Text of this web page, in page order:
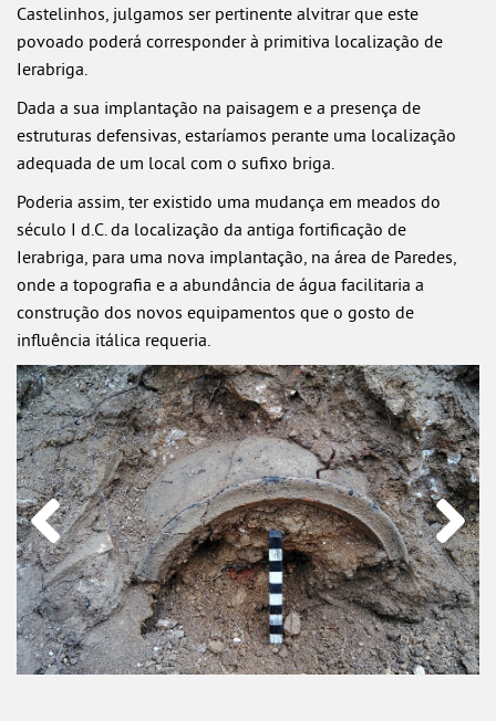
Castelinhos, julgamos ser pertinente alvitrar que este
povoado poderá corresponder à primitiva localização de
Ierabriga.
Dada a sua implantação na paisagem e a presença de
estruturas defensivas, estaríamos perante uma localização
adequada de um local com o sufixo briga.
Poderia assim, ter existido uma mudança em meados do
século I d.C. da localização da antiga fortificação de
Ierabriga, para uma nova implantação, na área de Paredes,
onde a topografia e a abundância de água facilitaria a
construção dos novos equipamentos que o gosto de
influência itálica requeria.
Anterio
r
Próxim
o